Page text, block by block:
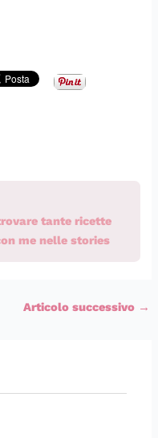
tante ricette
me nelle stories
Articolo successivo →